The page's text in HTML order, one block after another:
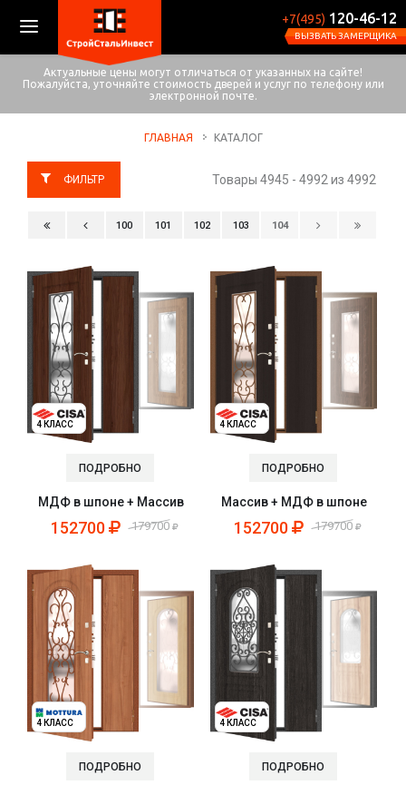
+7(495) 120-46-12
ВЫЗВАТЬ ЗАМЕРЩИКА
Актуальные цены могут отличаться от указанных на сайте!
Пожалуйста, уточняйте стоимость дверей и услуг по телефону или
электронной почте.
ГЛАВНАЯ КАТАЛОГ
Товары 4945 - 4992 из 4992
100 101 102 103 104
4 КЛАСС
ПОДРОБНО
МДФ в шпоне + Массив
152700 179700
4 КЛАСС
ПОДРОБНО
Массив + МДФ в шпоне
152700 179700
4 КЛАСС
ПОДРОБНО
4 КЛАСС
ПОДРОБНО